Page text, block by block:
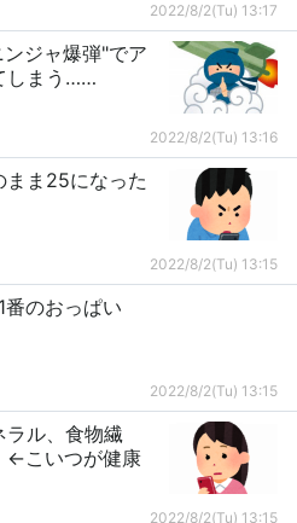
2022/8/2(Tu) 13:17
ンジャ爆弾"でア
しまう……
2022/8/2(Tu) 13:16
まま25になった
2022/8/2(Tu) 13:15
番のおっぱい
2022/8/2(Tu) 13:15
ラル、食物繊
←こいつが健康
2022/8/2(Tu) 13:15